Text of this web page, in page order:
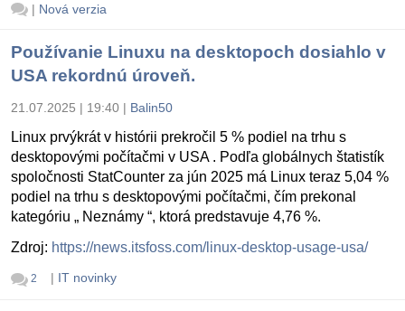
| Nová verzia
Používanie Linuxu na desktopoch dosiahlo v
USA rekordnú úroveň.
21.07.2025 | 19:40 | Balin50
Linux prvýkrát v histórii prekročil 5 % podiel na trhu s
desktopovými počítačmi v USA . Podľa globálnych štatistík
spoločnosti StatCounter za jún 2025 má Linux teraz 5,04 %
podiel na trhu s desktopovými počítačmi, čím prekonal
kategóriu „ Neznámy “, ktorá predstavuje 4,76 %.
Zdroj: https://news.itsfoss.com/linux-desktop-usage-usa/
2 | IT novinky